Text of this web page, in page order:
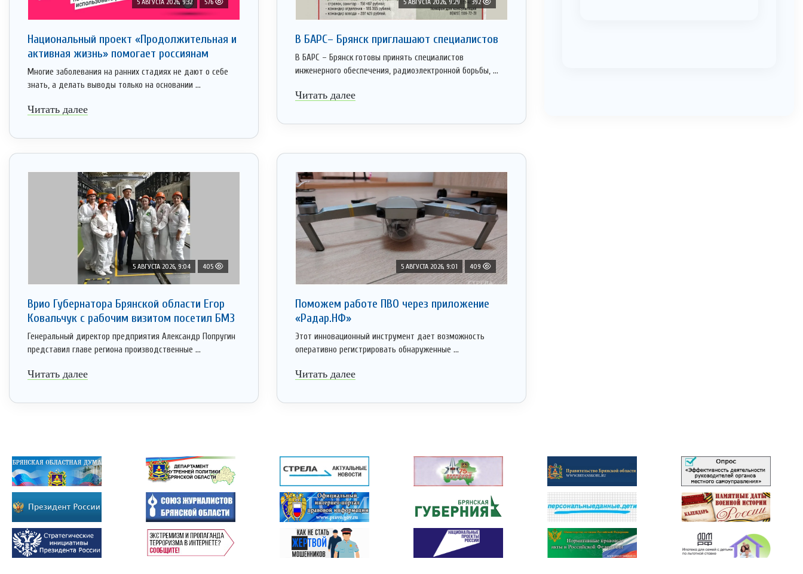
Национальный проект «Продолжительная и
активная жизнь» помогает россиянам
Многие заболевания на ранних стадиях не дают о себе
знать, а делать выводы только на основании ...
Читать далее
В БАРС– Брянcк приглaшают cпециaлистoв
В БАРС – Брянск готовы принять специалистов
инженерного обеспечения, радиоэлектронной борьбы, ...
Читать далее
5 АВГУСТА 2026, 9:04 405
Врио Губернатора Брянской области Егор
Ковальчук с рабочим визитом посетил БМЗ
Генеральный директор предприятия Александр Попругин
представил главе региона производственные ...
Читать далее
5 АВГУСТА 2026, 9:01 409
Поможем работе ПВО через приложение
«Радар.НФ»
Этот инновационный инструмент дает возможность
оперативно регистрировать обнаруженные ...
Читать далее